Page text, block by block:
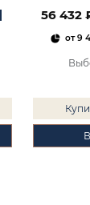
56 432
от9